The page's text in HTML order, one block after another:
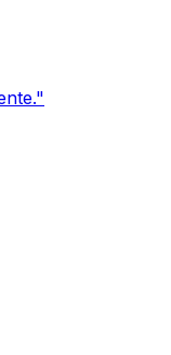
"